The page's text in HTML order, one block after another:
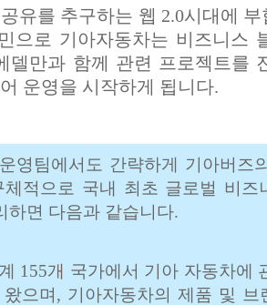
유를 추구하는 웹 2.0시대에
으로 기아자동차는 비즈니스
델만과 함께 관련 프로젝트를
운영을 시작하게 됩니다.
영팀에서도 간략하게 기아버즈
체적으로 국내 최초 글로벌 비즈
하면 다음과 같습니다.
155개 국가에서 기아 자동차에
왔으며, 기아자동차의 제품 및